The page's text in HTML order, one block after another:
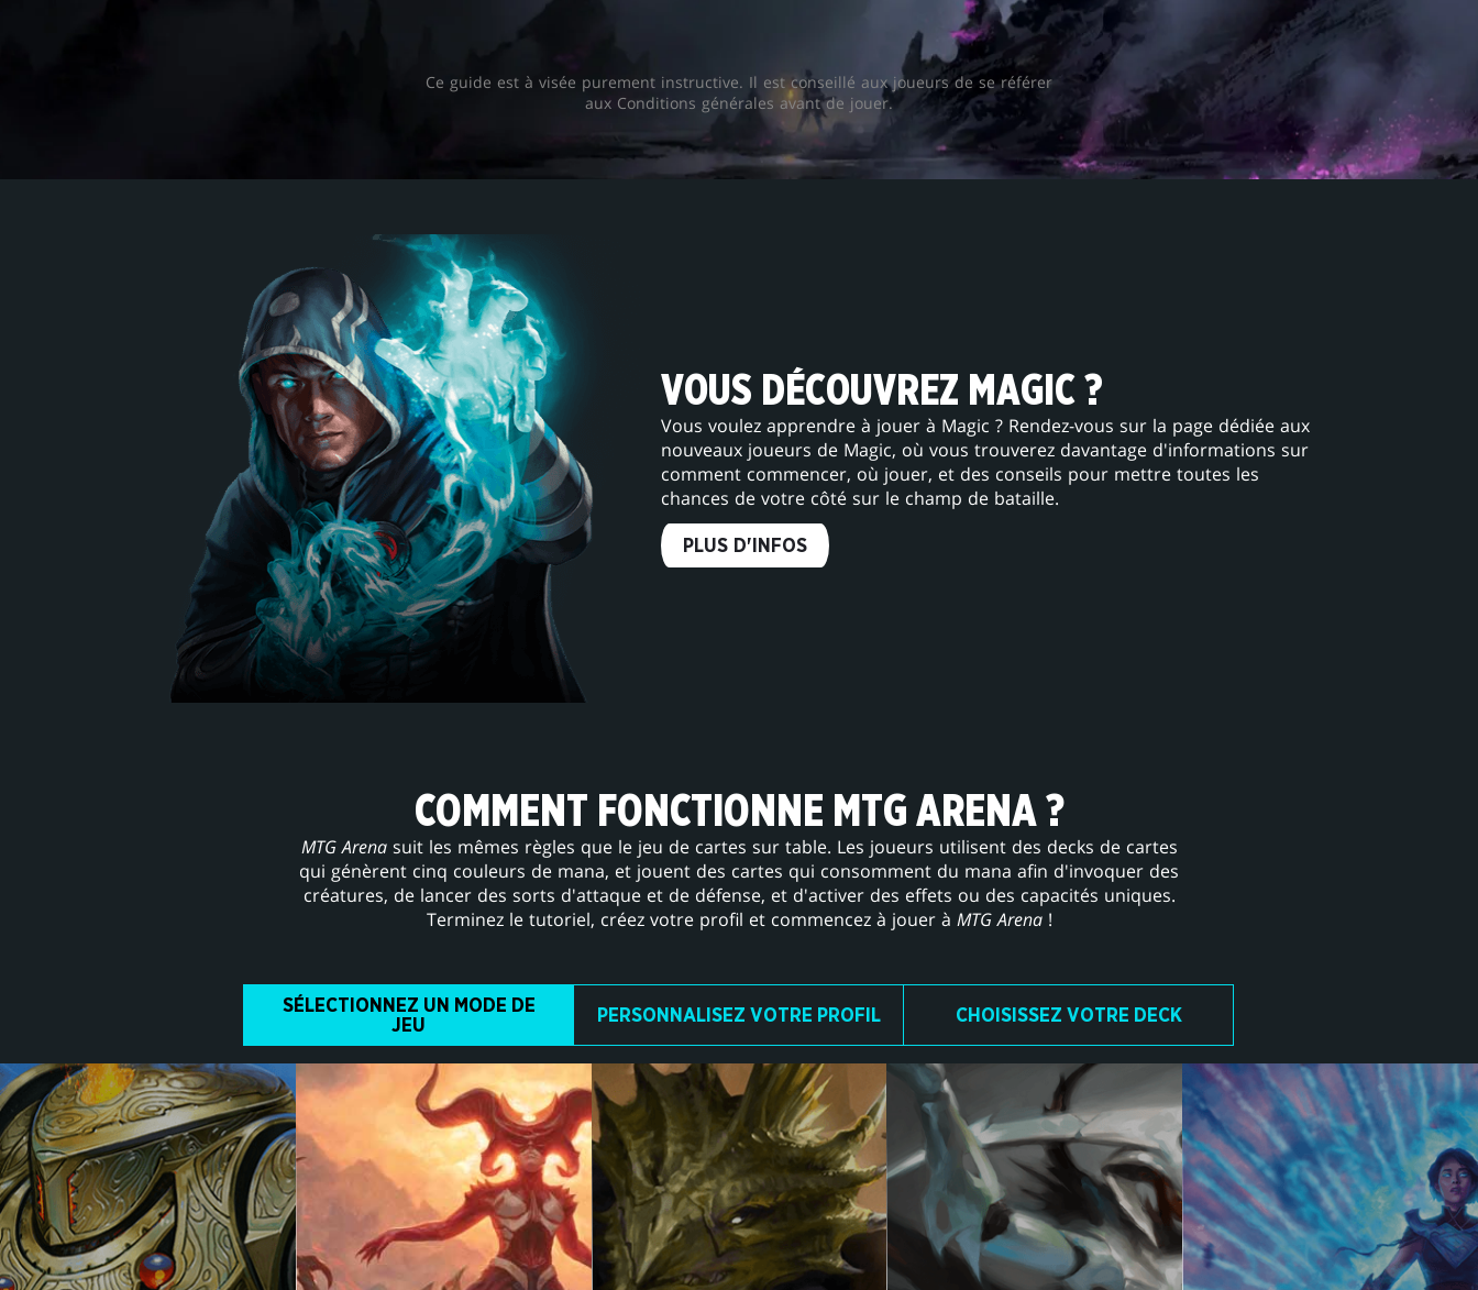
Ce guide est à visée purement instructive. Il est conseillé aux joueurs de se référer
aux Conditions générales avant de jouer.
VOUS DÉCOUVREZ MAGIC ?
Vous voulez apprendre à jouer à Magic ? Rendez-vous sur la page dédiée aux
nouveaux joueurs de Magic, où vous trouverez davantage d'informations sur
comment commencer, où jouer, et des conseils pour mettre toutes les
chances de votre côté sur le champ de bataille.
PLUS D'INFOS
COMMENT FONCTIONNE MTG ARENA ?
MTG Arenasuit les mêmes règles que le jeu de cartes sur table. Les joueurs utilisent des decks de cartes
qui génèrent cinq couleurs de mana, et jouent des cartes qui consomment du mana afin d'invoquer des
créatures, de lancer des sorts d'attaque et de défense, et d'activer des effets ou des capacités uniques.
Terminez le tutoriel, créez votre profil et commencez à jouer à MTG Arena!
SÉLECTIONNEZ UN MODE DE
JEU
PERSONNALISEZ VOTRE PROFIL CHOISISSEZ VOTRE DECK